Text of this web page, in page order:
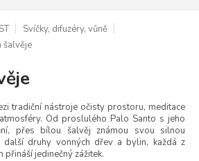
Svíčky, difuzéry, vůně
šalvěje
tradiční nástroje očisty prostoru, meditace
Od proslulého Palo Santo s jeho
přes bílou šalvěj známou svou silnou
další druhy vonných dřev a bylin, každá z
jedinečný zážitek.